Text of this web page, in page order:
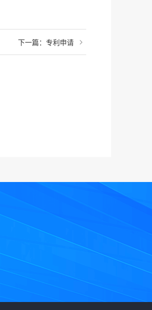
下一篇：专利申请